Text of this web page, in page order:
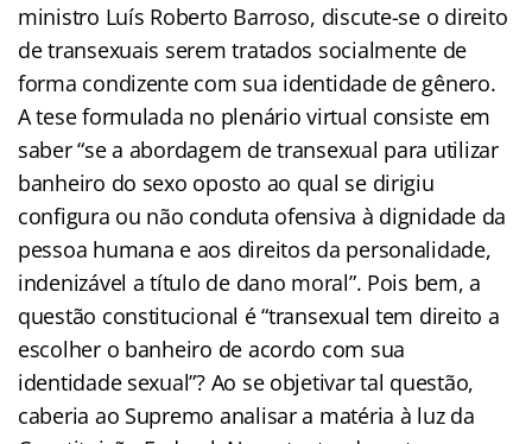
ministro Luís Roberto Barroso, discute-se o direito
de transexuais serem tratados socialmente de
forma condizente com sua identidade de gênero.
A tese formulada no plenário virtual consiste em
saber “se a abordagem de transexual para utilizar
banheiro do sexo oposto ao qual se dirigiu
configura ou não conduta ofensiva à dignidade da
pessoa humana e aos direitos da personalidade,
indenizável a título de dano moral”. Pois bem, a
questão constitucional é “transexual tem direito a
escolher o banheiro de acordo com sua
identidade sexual”? Ao se objetivar tal questão,
caberia ao Supremo analisar a matéria à luz da